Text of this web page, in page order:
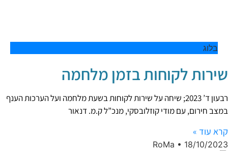
בלוג
שירות לקוחות בזמן מלחמה
רבעון ד’ 2023; שיחה על שירות לקוחות בשעת מלחמה ועל הערכות הענף
במצב חירום, עם מודי קוזלובסקי, מנכ”ל ק.מ. דנאור
קרא עוד »
RoMa 18/10/2023